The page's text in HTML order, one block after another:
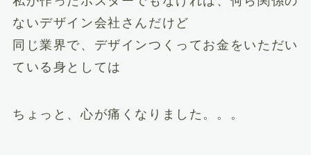
ないデザイン会社さんだけど
同じ業界で、デザインつくってお金をいただい
ている身としては
ちょっと、心が痛くなりました。。。